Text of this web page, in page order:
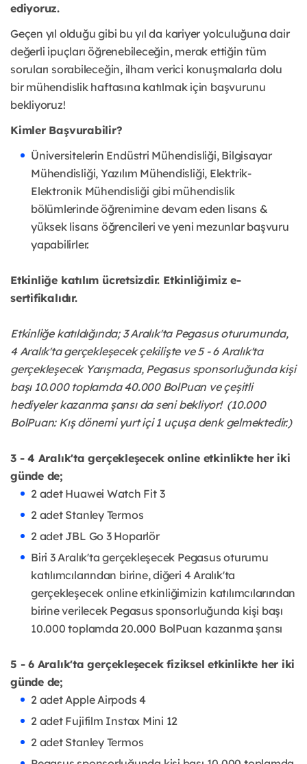
ediyoruz.
Geçen yıl olduğu gibi bu yıl da kariyer yolculuğuna dair
değerli ipuçları öğrenebileceğin, merak ettiğin tüm
soruları sorabileceğin, ilham verici konuşmalarla dolu
bir mühendislik haftasına katılmak için başvurunu
bekliyoruz!
Kimler Başvurabilir?
Üniversitelerin Endüstri Mühendisliği, Bilgisayar
Mühendisliği, Yazılım Mühendisliği, Elektrik-
Elektronik Mühendisliği gibi mühendislik
bölümlerinde öğrenimine devam eden lisans &
yüksek lisans öğrencileri ve yeni mezunlar başvuru
yapabilirler.
Etkinliğe katılım ücretsizdir. Etkinliğimiz e-
sertifikalıdır.
Etkinliğe katıldığında; 3 Aralık'ta Pegasus oturumunda,
4 Aralık'ta gerçekleşecek çekilişte ve 5 - 6 Aralık'ta
gerçekleşecek Yarışmada, Pegasus sponsorluğunda kişi
başı 10.000 toplamda 40.000 BolPuan ve çeşitli
hediyeler kazanma şansı da seni bekliyor! (10.000
BolPuan: Kış dönemi yurt içi 1 uçuşa denk gelmektedir.)
3 - 4 Aralık'ta gerçekleşecek online etkinlikte her iki
günde de;
2 adet Huawei Watch Fit 3
2 adet Stanley Termos
2 adet JBL Go 3 Hoparlör
Biri 3 Aralık'ta gerçekleşecek Pegasus oturumu
katılımcılarından birine, diğeri 4 Aralık'ta
gerçekleşecek online etkinliğimizin katılımcılarından
birine verilecek Pegasus sponsorluğunda kişi başı
10.000 toplamda 20.000 BolPuan kazanma şansı
5 - 6 Aralık'ta gerçekleşecek fiziksel etkinlikte her iki
günde de;
2 adet Apple Airpods 4
2 adet Fujifilm Instax Mini 12
2 adet Stanley Termos